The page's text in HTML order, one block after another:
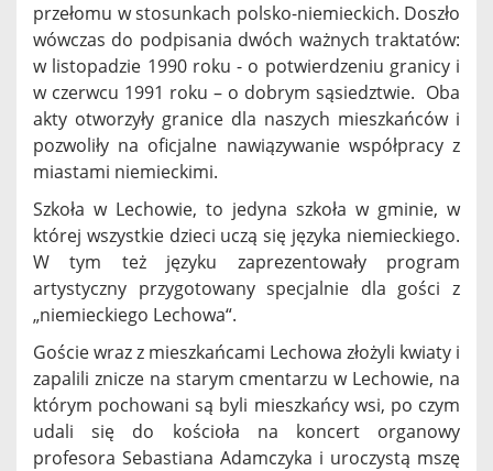
przełomu w stosunkach polsko-niemieckich. Doszło
wówczas do podpisania dwóch ważnych traktatów:
w listopadzie 1990 roku - o potwierdzeniu granicy i
w czerwcu 1991 roku – o dobrym sąsiedztwie. Oba
akty otworzyły granice dla naszych mieszkańców i
pozwoliły na oficjalne nawiązywanie współpracy z
miastami niemieckimi.
Szkoła w Lechowie, to jedyna szkoła w gminie, w
której wszystkie dzieci uczą się języka niemieckiego.
W tym też języku zaprezentowały program
artystyczny przygotowany specjalnie dla gości z
„niemieckiego Lechowa“.
Goście wraz z mieszkańcami Lechowa złożyli kwiaty i
zapalili znicze na starym cmentarzu w Lechowie, na
którym pochowani są byli mieszkańcy wsi, po czym
udali się do kościoła na koncert organowy
profesora Sebastiana Adamczyka i uroczystą mszę